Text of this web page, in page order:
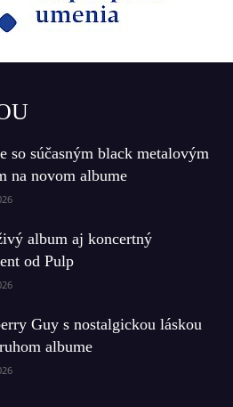
so súčasným black metalovým
na novom albume
album aj koncertný
od Pulp
Guy s nostalgickou láskou
albume